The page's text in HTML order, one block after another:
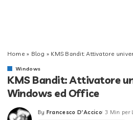
Home» Blog » KMS Bandit: Attivatore
Windows
KMS Bandit: Attivatore
Windows ed Office
Posted
By Francesco D'Accico 3 Min per